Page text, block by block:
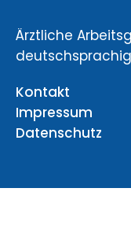
Ärztliche
Kontakt
Impressum
Datenschutz